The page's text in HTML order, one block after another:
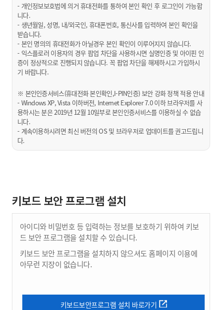
- 개인정보보호법에 의거 휴대전화를 통하여 본인 확인 후 로그인이 가능합
니다.
- 생년월일, 성명, 내/외국인, 휴대폰번호, 통신사를 입력하여 본인 확인을
받습니다.
- 본인 명의의 휴대전화가 아닐경우 본인 확인이 이루어지지 않습니다.
- 익스플로러 이용자의 경우 팝업 차단을 사용하시면 실명인증 및 아이핀 인
증이 정상적으로 진행되지 않습니다. 꼭 팝업 차단을 해제하시고 가입하시
기 바랍니다.
※ 본인인증서비스(휴대전화 본인확인,I-PIN인증) 보안 강화 정책 적용 안내
- Windows XP, Vista 이하버전, Internet Explorer 7.0 이하 브라우저를 사
용하시는 분은 2019년 12월 10일부로 본인인증서비스를 이용하실 수 없습
니다.
- 계속이용하시려면 최신 버전의 OS 및 브라우저로 업데이트를 권고드립니
다.
키보드 보안 프로그램 설치
아이디와 비밀번호 등 입력하는 정보를 보호하기 위하여 키보
드 보안 프로그램을 설치할 수 있습니다.
키보드 보안 프로그램을 설치하지 않으셔도 홈페이지 이용에
아무런 지장이 없습니다.
키보드보안프로그램 설치 바로가기